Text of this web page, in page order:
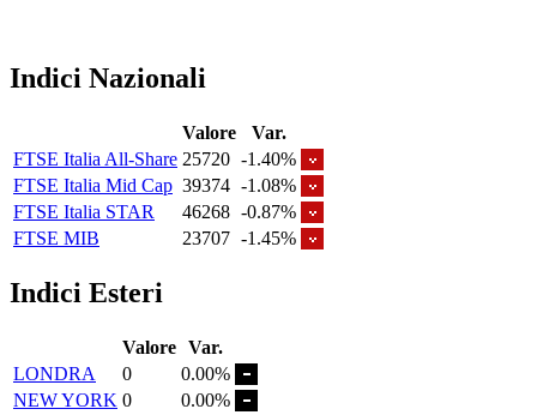
Indici Nazionali
Valore
Var.
FTSE Italia All-Share 25720 -1.40%
FTSE Italia Mid Cap 39374 -1.08%
FTSE Italia STAR
46268 -0.87%
FTSE MIB
23707 -1.45%
Indici Esteri
Valore Var.
LONDRA
0
0.00%
NEW YORK 0
0.00%